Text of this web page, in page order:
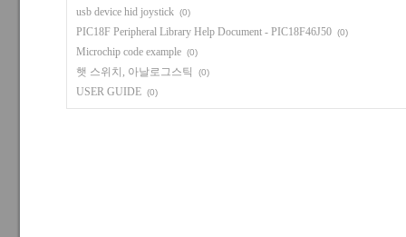
usb device hid joystick (0)
PIC18F Peripheral Library Help Document - PIC18F46J50 (0)
Microchip code example (0)
햇 스위치, 아날로그스틱 (0)
USER GUIDE (0)